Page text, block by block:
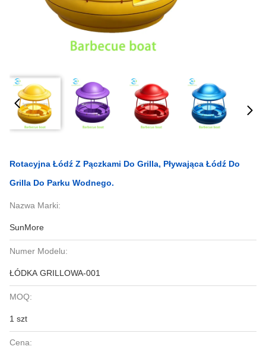
Rotacyjna Łódź Z Pączkami Do Grilla, Pływająca Łódź Do
Grilla Do Parku Wodnego.
Nazwa Marki:
SunMore
Numer Modelu:
ŁÓDKA GRILLOWA-001
MOQ:
1 szt
Cena: